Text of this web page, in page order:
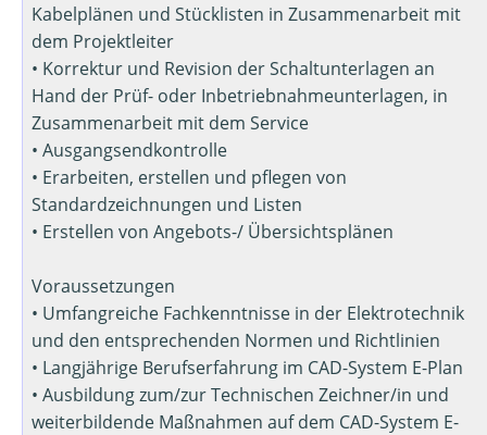
Kabelplänen und Stücklisten in Zusammenarbeit mit
dem Projektleiter
• Korrektur und Revision der Schaltunterlagen an
Hand der Prüf- oder Inbetriebnahmeunterlagen, in
Zusammenarbeit mit dem Service
• Ausgangsendkontrolle
• Erarbeiten, erstellen und pflegen von
Standardzeichnungen und Listen
• Erstellen von Angebots-/ Übersichtsplänen
Voraussetzungen
• Umfangreiche Fachkenntnisse in der Elektrotechnik
und den entsprechenden Normen und Richtlinien
• Langjährige Berufserfahrung im CAD-System E-Plan
• Ausbildung zum/zur Technischen Zeichner/in und
weiterbildende Maßnahmen auf dem CAD-System E-